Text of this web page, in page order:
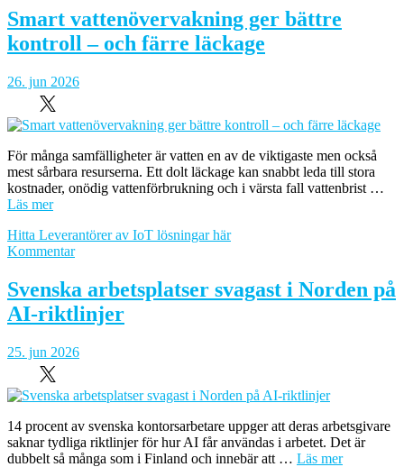
officiell
distributör
Xtraflex
PTFE-
i
Smart vattenövervakning ger bättre
kontroll – och färre läckage
26. jun 2026
För många samfälligheter är vatten en av de viktigaste men också
mest sårbara resurserna. Ett dolt läckage kan snabbt leda till stora
kostnader, onödig vattenförbrukning och i värsta fall vattenbrist …
Läs mer
Hitta Leverantörer av IoT lösningar här
Kommentarom
vattenövervakning
ger
bättre
–
och
läckage
Svenska arbetsplatser svagast i Norden på
AI-riktlinjer
25. jun 2026
14 procent av svenska kontorsarbetare uppger att deras arbetsgivare
saknar tydliga riktlinjer för hur AI får användas i arbetet. Det är
dubbelt så många som i Finland och innebär att … Läs mer